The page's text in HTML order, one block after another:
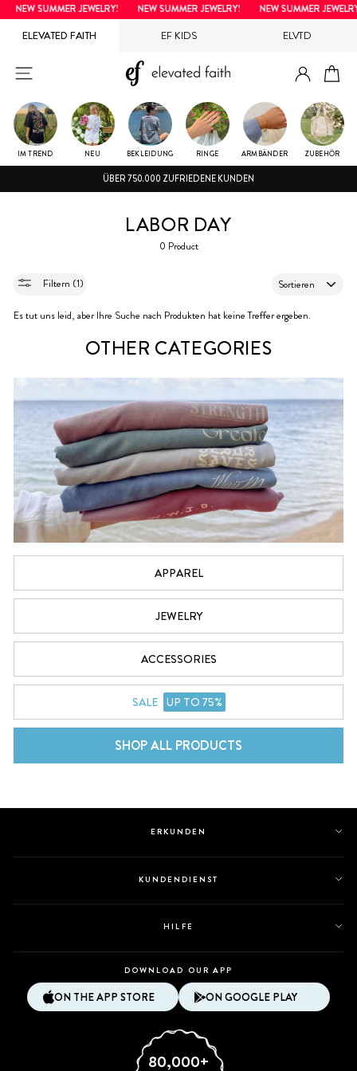
NEW SUMMER JEWELRY! NEW SUMMER JEWELRY! NEW SUMMER
ELEVATED FAITH EF KIDS ELVTD
Direkt
zum
SEITENNAVIGATION
IM TREND NEU BEKLEIDUNG RINGE ARMBÄNDER ZUBEHÖR
ÜBER 750.000 ZUFRIEDENE KUNDEN
LABOR DAY
0 Product
Filtern (1)
Es tut uns leid, aber Ihre Suche nach Produkten hat keine Treffer ergeben.
OTHER CATEGORIES
APPAREL
JEWELRY
ACCESSORIES
SALE UP TO 75%
SHOP ALL PRODUCTS
ERKUNDEN
KUNDENDIENST
HILFE
DOWNLOAD OUR APP
ON THE APP STORE ON GOOGLE PLAY
80,000+